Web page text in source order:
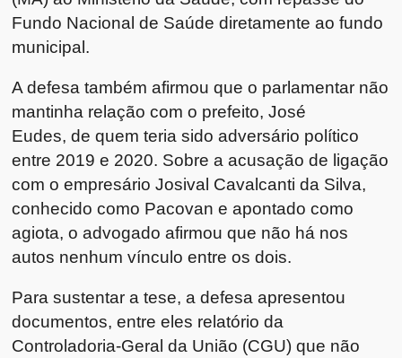
Fundo Nacional de Saúde diretamente ao fundo
municipal.
A defesa também afirmou que o parlamentar não
mantinha relação com o prefeito, José
Eudes, de quem teria sido adversário político
entre 2019 e 2020. Sobre a acusação de ligação
com o empresário Josival Cavalcanti da Silva,
conhecido como Pacovan e apontado como
agiota, o advogado afirmou que não há nos
autos nenhum vínculo entre os dois.
Para sustentar a tese, a defesa apresentou
documentos, entre eles relatório da
Controladoria-Geral da União (CGU) que não